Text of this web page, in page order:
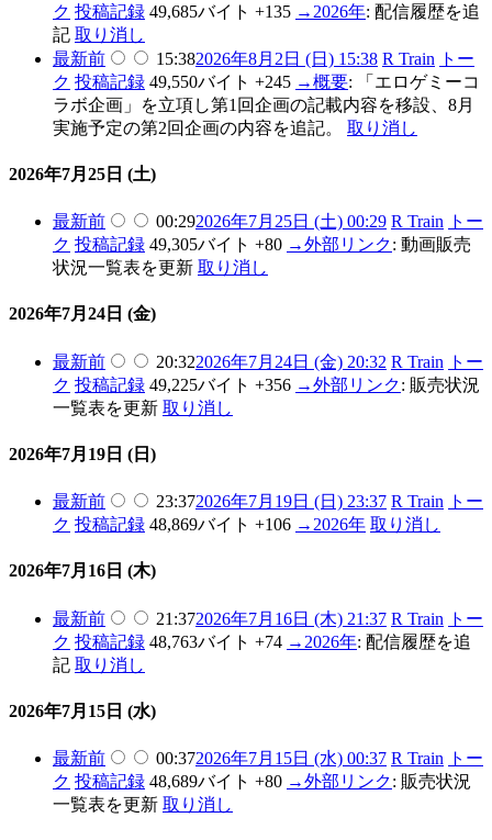
ク 投稿記録 49,685バイト +135 → 2026年: 配信履歴を追
記 取り消し
最新前 15:382026年8月2日 (日) 15:38 R Train
トー
ク 投稿記録 49,550バイト +245 →概要:
「エロゲミーコ
ラボ企画」を立項し第1回企画の記載内容を移設、8月
実施予定の第2回企画の内容を追記。
取り消し
2026年7月25日 (土)
最新前 00:292026年7月25日 (土) 00:29 R Train
トー
ク 投稿記録 49,305バイト +80 →外部リンク: 動画販売
状況一覧表を更新 取り消し
2026年7月24日 (金)
最新前 20:322026年7月24日 (金) 20:32 R Train
トー
ク 投稿記録 49,225バイト +356 →外部リンク: 販売状況
一覧表を更新 取り消し
2026年7月19日 (日)
最新前 23:372026年7月19日 (日) 23:37 R Train
トー
ク 投稿記録 48,869バイト +106 → 2026年 取り消し
2026年7月16日 (木)
最新前 21:372026年7月16日 (木) 21:37 R Train
トー
ク 投稿記録 48,763バイト +74 → 2026年: 配信履歴を追
記 取り消し
2026年7月15日 (水)
最新前 00:372026年7月15日 (水) 00:37 R Train
トー
ク 投稿記録 48,689バイト +80 →外部リンク: 販売状況
一覧表を更新 取り消し